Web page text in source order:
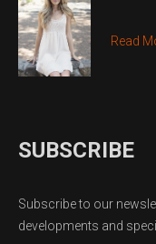
Read
SUBSCRIBE
Subscribe to our
developments and